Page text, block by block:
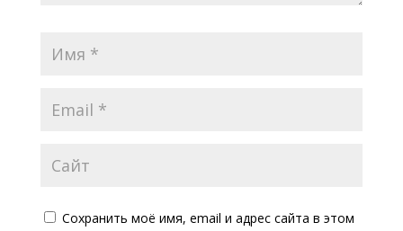
Сохранить моё имя, email и адрес сайта в этом